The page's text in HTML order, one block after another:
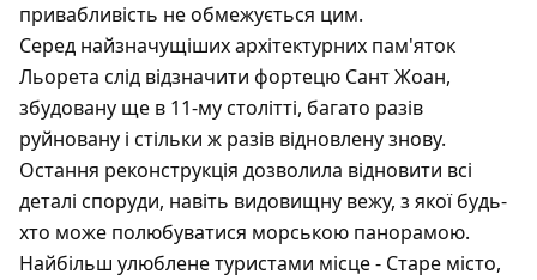
привабливість не обмежується цим.
Серед найзначущіших архітектурних пам'яток
Льорета слід відзначити фортецю Сант Жоан,
збудовану ще в 11-му столітті, багато разів
руйновану і стільки ж разів відновлену знову.
Остання реконструкція дозволила відновити всі
деталі споруди, навіть видовищну вежу, з якої будь-
хто може полюбуватися морською панорамою.
Найбільш улюблене туристами місце - Старе місто,